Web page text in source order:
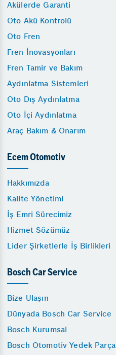
Akülerde Garanti
Oto Akü Kontrolü
Oto Fren
Fren İnovasyonları
Fren Tamir ve Bakım
Aydınlatma Sistemleri
Oto Dış Aydınlatma
Oto İçi Aydınlatma
Araç Bakım & Onarım
Ecem Otomotiv
Hakkımızda
Kalite Yönetimi
İş Emri Sürecimiz
Hizmet Sözümüz
Lider Şirketlerle İş Birlikleri
Bosch Car Service
Bize Ulaşın
Dünyada Bosch Car Service
Bosch Kurumsal
Bosch Otomotiv Yedek Parça